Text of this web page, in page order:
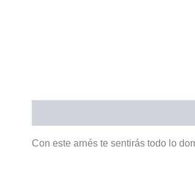
Con este arnés te sentirás todo lo